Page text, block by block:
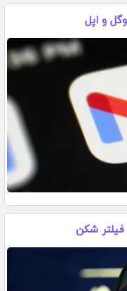
و اپل